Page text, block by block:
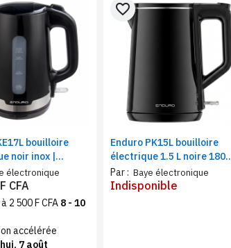
bouilloire
noir inox |
rapide, niveau
2200W
électronique
CFA
2 500 F CFA 8 - 10
accélérée
7 août
Enduro PK15L bouilloire
électrique 1.5 L noire 1800
W, voyant lumineux et arrêt
automatique
Par : Baye électronique
favorite_border
Indisponible